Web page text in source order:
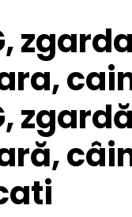
zgarda
zgardă